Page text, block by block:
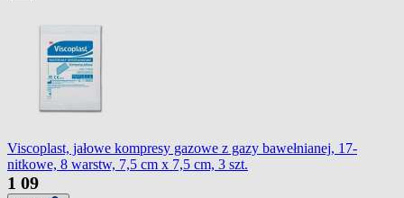
Viscoplast, jałowe kompresy gazowe z gazy bawełnianej, 17-
nitkowe, 8 warstw, 7,5 cm x 7,5 cm, 3 szt.
1 09